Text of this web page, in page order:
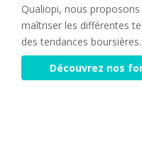
Qualiopi, nous
maîtriser les différentes
des tendances boursières.
Découvrez nos